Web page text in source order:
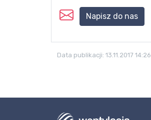
Napisz do nas
Data publikacji: 13.11.2017 14:26